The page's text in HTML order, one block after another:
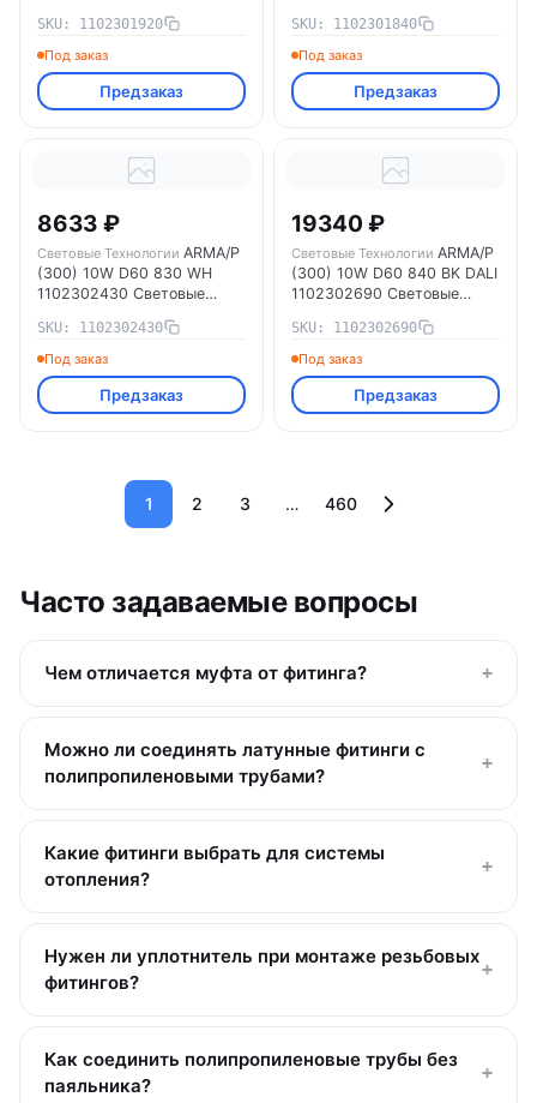
SKU: 1102301920
Под заказ
Предзаказ
SKU: 1102301840
Под заказ
Предзаказ
8633 ₽
Световые Технологии ARMA/P
(300) 10W D60 830 WH
1102302430 Световые
SKU: 1102302430
Под заказ
Предзаказ
19340 ₽
Световые Технологии ARMA/P
(300) 10W D60 840 BK DALI
1102302690 Световые
SKU: 1102302690
Под заказ
Предзаказ
1 2 3 … 460
Часто задаваемые вопросы
Чем отличается муфта от фитинга? +
Можно ли соединять латунные фитинги с
полипропиленовыми трубами?
+
Какие фитинги выбрать для системы
отопления?
+
Нужен ли уплотнитель при монтаже резьбовых
фитингов?
+
Как соединить полипропиленовые трубы без
паяльника?
+